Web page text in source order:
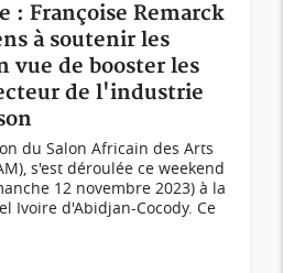
: Françoise Remarck
à soutenir les
vue de booster les
de l'industrie
du Salon Africain des Arts
s'est déroulée ce weekend
12 novembre 2023) à la
Ivoire d'Abidjan-Cocody. Ce